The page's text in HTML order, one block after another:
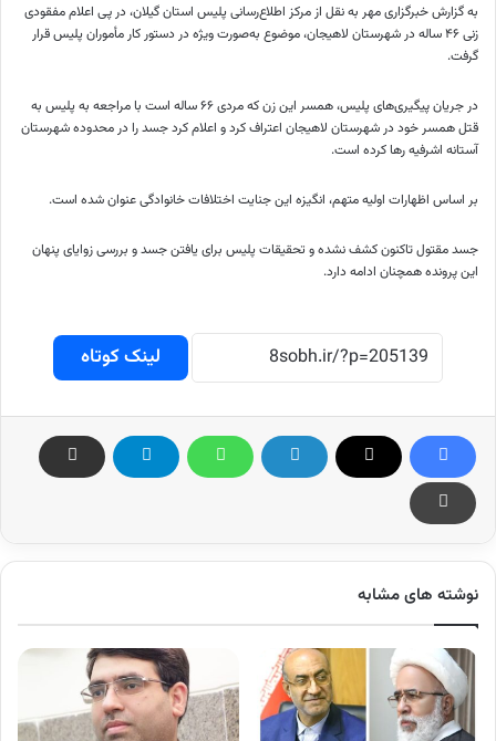
به گزارش خبرگزاری مهر به نقل از مرکز اطلاع‌رسانی پلیس استان گیلان، در پی اعلام مفقودی
زنی ۴۶ ساله در شهرستان لاهیجان، موضوع به‌صورت ویژه در دستور کار مأموران پلیس قرار
گرفت.
در جریان پیگیری‌های پلیس، همسر این زن که مردی ۶۶ ساله است با مراجعه به پلیس به
قتل همسر خود در شهرستان لاهیجان اعتراف کرد و اعلام کرد جسد را در محدوده شهرستان
آستانه اشرفیه رها کرده است.
بر اساس اظهارات اولیه متهم، انگیزه این جنایت اختلافات خانوادگی عنوان شده است.
جسد مقتول تاکنون کشف نشده و تحقیقات پلیس برای یافتن جسد و بررسی زوایای پنهان
این پرونده همچنان ادامه دارد.
لینک کوتاه
نوشته های مشابه